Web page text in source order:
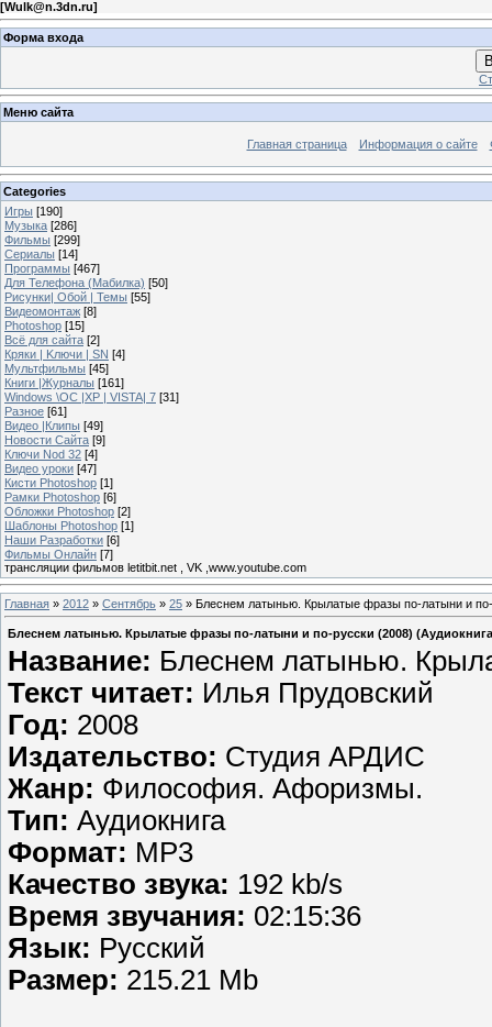
[Wulk@n.3dn.ru]
Форма входа
Меню сайта
Главная страница Информация о сайте
Categories
Игры [190]
Музыка [286]
Фильмы [299]
Сериалы [14]
Программы [467]
Для Телефона (Мабилка) [50]
Рисунки| Обой | Темы [55]
Видеомонтаж [8]
Photoshop [15]
Всё для сайта [2]
Кряки | Kлючи | SN [4]
Мультфильмы [45]
Книги |Журналы [161]
Windows \OC |XP | VISTA| 7 [31]
Разное [61]
Видео |Клипы [49]
Новости Сайта [9]
Ключи Nod 32 [4]
Видео уроки [47]
Кисти Photoshop [1]
Рамки Photoshop [6]
Обложки Photoshop [2]
Шаблоны Photoshop [1]
Наши Разработки [6]
Фильмы Онлайн [7]
трансляции фильмов letitbit.net , VK ,www.youtube.com
Главная » 2012 » Сентябрь » 25 » Блеснем латынью. Крылатые фразы по-латыни и
Блеснем латынью. Крылатые фразы по-латыни и по-русски (2008)
Название: Блеснем латынью.
Текст читает: Илья Прудовский
Год: 2008
Издательство: Студия АРДИС
Жанр: Философия. Афоризмы.
Тип: Аудиокнига
Формат: MP3
Качество звука: 192 kb/s
Время звучания: 02:15:36
Язык: Русский
Размер: 215.21 Mb